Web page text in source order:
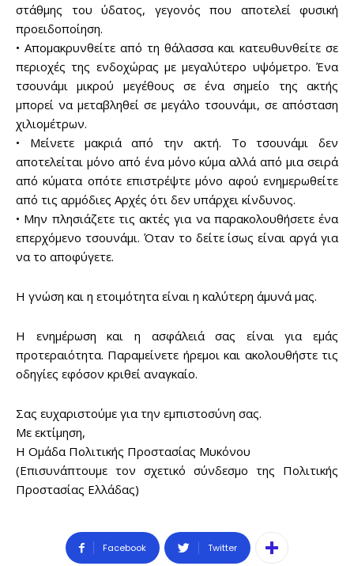
στάθμης του ύδατος, γεγονός που αποτελεί φυσική
προειδοποίηση.
• Απομακρυνθείτε από τη θάλασσα και κατευθυνθείτε σε
περιοχές της ενδοχώρας με μεγαλύτερο υψόμετρο. Ένα
τσουνάμι μικρού μεγέθους σε ένα σημείο της ακτής
μπορεί να μεταβληθεί σε μεγάλο τσουνάμι, σε απόσταση
χιλιομέτρων.
• Μείνετε μακριά από την ακτή. Το τσουνάμι δεν
αποτελείται μόνο από ένα μόνο κύμα αλλά από μια σειρά
από κύματα οπότε επιστρέψτε μόνο αφού ενημερωθείτε
από τις αρμόδιες Aρχές ότι δεν υπάρχει κίνδυνος.
• Μην πλησιάζετε τις ακτές για να παρακολουθήσετε ένα
επερχόμενο τσουνάμι. Όταν το δείτε ίσως είναι αργά για
να το αποφύγετε.
Η γνώση και η ετοιμότητα είναι η καλύτερη άμυνά μας.
Η ενημέρωση και η ασφάλειά σας είναι για εμάς
προτεραιότητα. Παραμείνετε ήρεμοι και ακολουθήστε τις
οδηγίες εφόσον κριθεί αναγκαίο.
Σας ευχαριστούμε για την εμπιστοσύνη σας.
Με εκτίμηση,
Η Ομάδα Πολιτικής Προστασίας Μυκόνου
(Επισυνάπτουμε τον σχετικό σύνδεσμο της Πολιτικής
Προστασίας Ελλάδας)
Facebook Twitter